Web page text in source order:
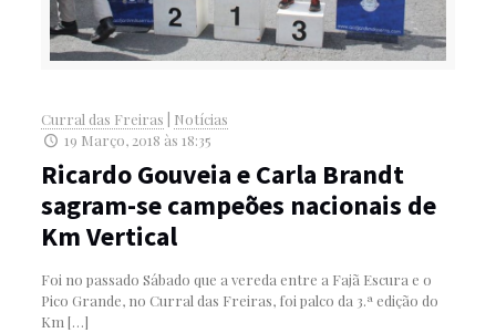
Curral das Freiras
Notícias
19 Março, 2018 às 18:35
Ricardo Gouveia e Carla Brandt
sagram-se campeões nacionais de
Km Vertical
Foi no passado Sábado que a vereda entre a Fajã Escura e o
Pico Grande, no Curral das Freiras, foi palco da 3.ª edição do
Km[…]